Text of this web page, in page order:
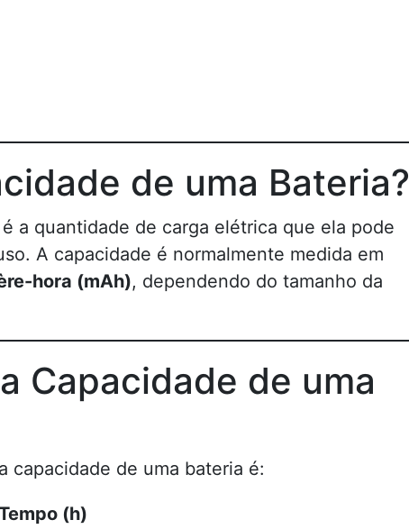
de uma Bateria?
é a quantidade de carga elétrica que ela pode
A capacidade é normalmente medida em
hora (mAh), dependendo do tamanho da
Capacidade de uma
capacidade de uma bateria é:
(h)